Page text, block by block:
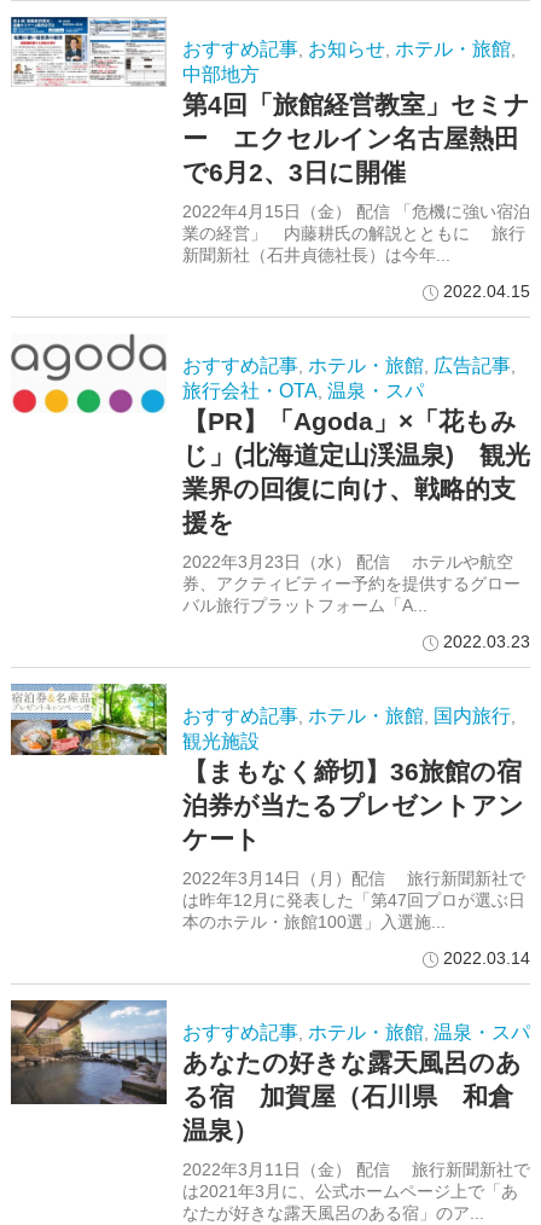
おすすめ記事, お知らせ, ホテル・旅館,
中部地方
第4回「旅館経営教室」セミナ
ー エクセルイン名古屋熱田
で6月2、3日に開催
2022年4月15日（金） 配信 「危機に強い宿泊
業の経営」 内藤耕氏の解説とともに 旅行
新聞新社（石井貞德社長）は今年...
2022.04.15
おすすめ記事, ホテル・旅館, 広告記事,
旅行会社・OTA, 温泉・スパ
【PR】「Agoda」×「花もみ
じ」(北海道定山渓温泉) 観光
業界の回復に向け、戦略的支
援を
2022年3月23日（水） 配信 ホテルや航空
券、アクティビティー予約を提供するグロー
バル旅行プラットフォーム「A...
2022.03.23
おすすめ記事, ホテル・旅館, 国内旅行,
観光施設
【まもなく締切】36旅館の宿
泊券が当たるプレゼントアン
ケート
2022年3月14日（月）配信 旅行新聞新社で
は昨年12月に発表した「第47回プロが選ぶ日
本のホテル・旅館100選」入選施...
2022.03.14
おすすめ記事, ホテル・旅館, 温泉・スパ
あなたの好きな露天風呂のあ
る宿 加賀屋（石川県 和倉
温泉）
2022年3月11日（金） 配信 旅行新聞新社で
は2021年3月に、公式ホームページ上で「あ
なたが好きな露天風呂のある宿」のア...